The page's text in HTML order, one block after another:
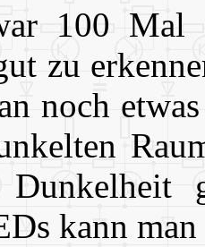
100 Mal
zu
noch
kann